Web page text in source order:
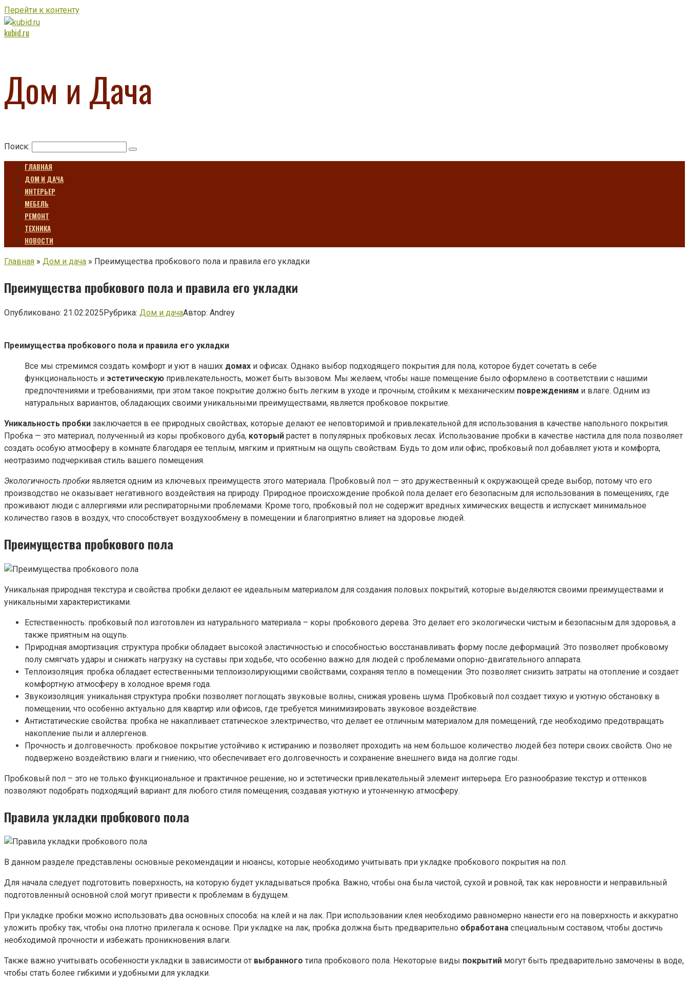
Перейти к контенту
kubid.ru
Дом и Дача
Поиск:
ГЛАВНАЯ
ДОМ И ДАЧА
ИНТЕРЬЕР
МЕБЕЛЬ
РЕМОНТ
ТЕХНИКА
НОВОСТИ
Главная » Дом и дача » Преимущества пробкового пола и правила его укладки
Преимущества пробкового пола и правила его укладки
Опубликовано: 21.02.2025Рубрика: Дом и дачаАвтор: Andrey
Преимущества пробкового пола и правила его укладки
Все мы стремимся создать комфорт и уют в наших домах и офисах. Однако выбор подходящего покрытия для пола, которое будет сочетать в себе
функциональность и эстетическую привлекательность, может быть вызовом. Мы желаем, чтобы наше помещение было оформлено в соответствии с нашими
предпочтениями и требованиями, при этом такое покрытие должно быть легким в уходе и прочным, стойким к механическим повреждениям и влаге. Одним из
натуральных вариантов, обладающих своими уникальными преимуществами, является пробковое покрытие.
Уникальность пробки заключается в ее природных свойствах, которые делают ее неповторимой и привлекательной для использования в качестве напольного покрытия.
Пробка — это материал, полученный из коры пробкового дуба, который растет в популярных пробковых лесах. Использование пробки в качестве настила для пола позволяет
создать особую атмосферу в комнате благодаря ее теплым, мягким и приятным на ощупь свойствам. Будь то дом или офис, пробковый пол добавляет уюта и комфорта,
неотразимо подчеркивая стиль вашего помещения.
Экологичность пробки является одним из ключевых преимуществ этого материала. Пробковый пол — это дружественный к окружающей среде выбор, потому что его
производство не оказывает негативного воздействия на природу. Природное происхождение пробкой пола делает его безопасным для использования в помещениях, где
проживают люди с аллергиями или респираторными проблемами. Кроме того, пробковый пол не содержит вредных химических веществ и испускает минимальное
количество газов в воздух, что способствует воздухообмену в помещении и благоприятно влияет на здоровье людей.
Преимущества пробкового пола
Уникальная природная текстура и свойства пробки делают ее идеальным материалом для создания половых покрытий, которые выделяются своими преимуществами и
уникальными характеристиками.
Естественность: пробковый пол изготовлен из натурального материала – коры пробкового дерева. Это делает его экологически чистым и безопасным для здоровья, а
также приятным на ощупь.
Природная амортизация: структура пробки обладает высокой эластичностью и способностью восстанавливать форму после деформаций. Это позволяет пробковому
полу смягчать удары и снижать нагрузку на суставы при ходьбе, что особенно важно для людей с проблемами опорно-двигательного аппарата.
Теплоизоляция: пробка обладает естественными теплоизолирующими свойствами, сохраняя тепло в помещении. Это позволяет снизить затраты на отопление и создает
комфортную атмосферу в холодное время года.
Звукоизоляция: уникальная структура пробки позволяет поглощать звуковые волны, снижая уровень шума. Пробковый пол создает тихую и уютную обстановку в
помещении, что особенно актуально для квартир или офисов, где требуется минимизировать звуковое воздействие.
Антистатические свойства: пробка не накапливает статическое электричество, что делает ее отличным материалом для помещений, где необходимо предотвращать
накопление пыли и аллергенов.
Прочность и долговечность: пробковое покрытие устойчиво к истиранию и позволяет проходить на нем большое количество людей без потери своих свойств. Оно не
подвержено воздействию влаги и гниению, что обеспечивает его долговечность и сохранение внешнего вида на долгие годы.
Пробковый пол – это не только функциональное и практичное решение, но и эстетически привлекательный элемент интерьера. Его разнообразие текстур и оттенков
позволяют подобрать подходящий вариант для любого стиля помещения, создавая уютную и утонченную атмосферу.
Правила укладки пробкового пола
В данном разделе представлены основные рекомендации и нюансы, которые необходимо учитывать при укладке пробкового покрытия на пол.
Для начала следует подготовить поверхность, на которую будет укладываться пробка. Важно, чтобы она была чистой, сухой и ровной, так как неровности и неправильный
подготовленный основной слой могут привести к проблемам в будущем.
При укладке пробки можно использовать два основных способа: на клей и на лак. При использовании клея необходимо равномерно нанести его на поверхность и аккуратно
уложить пробку так, чтобы она плотно прилегала к основе. При укладке на лак, пробка должна быть предварительно обработана специальным составом, чтобы достичь
необходимой прочности и избежать проникновения влаги.
Также важно учитывать особенности укладки в зависимости от выбранного типа пробкового пола. Некоторые виды покрытий могут быть предварительно замочены в воде,
чтобы стать более гибкими и удобными для укладки.